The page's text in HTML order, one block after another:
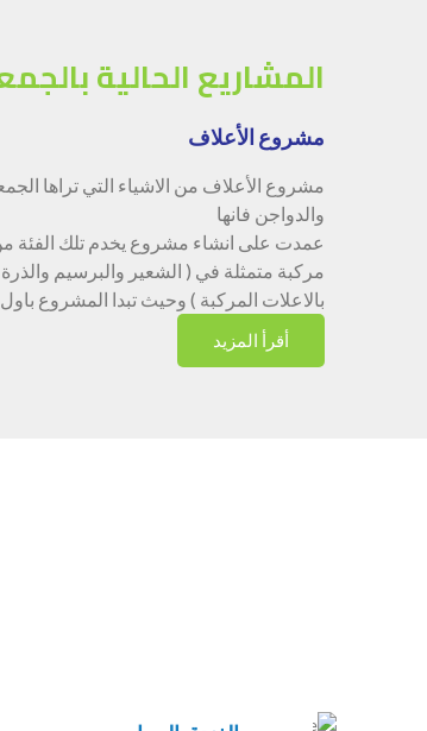
المشاريع الحالية
مشروع الأعلاف
مشروع الأعلاف من الاشياء التي تراها
والدواجن فانها
عمدت على انشاء مشروع يخدم تلك الفئة
مركبة متمثلة في ( الشعير والبرسيم
بالاعلات المركبة ) وحيث تبدا المشروع
أقرأ المزيد